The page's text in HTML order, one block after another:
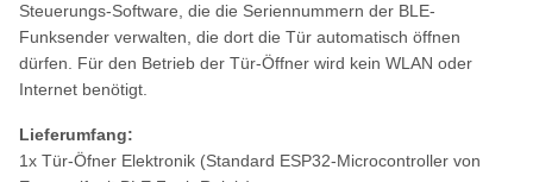
Steuerungs-Software, die die Seriennummern der BLE-
Funksender verwalten, die dort die Tür automatisch öffnen
dürfen. Für den Betrieb der Tür-Öffner wird kein WLAN oder
Internet benötigt.
Lieferumfang:
1x Tür-Öfner Elektronik (Standard ESP32-Microcontroller von